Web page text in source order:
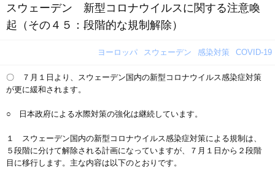
スウェーデン 新型コロナウイルスに関する注意喚
起（その４５：段階的な規制解除）
ヨーロッパ スウェーデン 感染対策 COVID-19
〇 ７月１日より、スウェーデン国内の新型コロナウイルス感染症対策
が更に緩和されます。
○ 日本政府による水際対策の強化は継続しています。
１ スウェーデン国内の新型コロナウイルス感染症対策による規制は、
５段階に分けて解除される計画になっていますが、７月１日から２段階
目に移行します。主な内容は以下のとおりです。